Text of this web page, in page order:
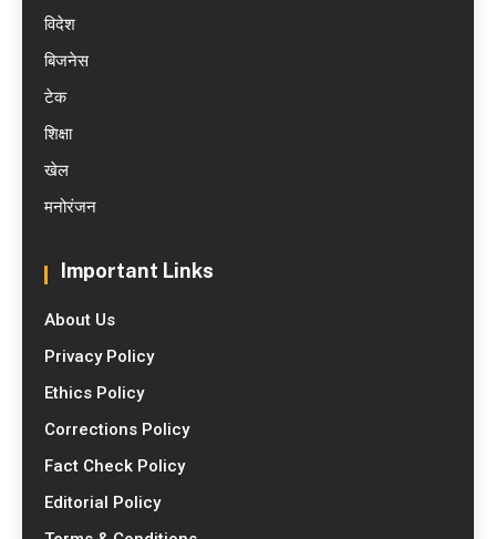
विदेश
बिजनेस
टेक
शिक्षा
खेल
मनोरंजन
Important Links
About Us
Privacy Policy
Ethics Policy
Corrections Policy
Fact Check Policy
Editorial Policy